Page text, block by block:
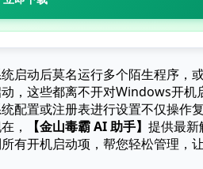
启动后莫名运行多个陌生程序，
，这些都离不开对Windows开机
配置或注册表进行设置不仅操作
，
【金山毒霸 AI 助手】 提供最新
有开机启动项，帮您轻松管理，